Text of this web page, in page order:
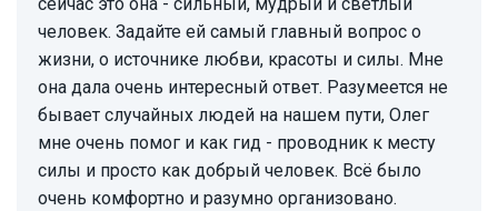
человек. Задайте ей самый главный вопрос о
жизни, о источнике любви, красоты и силы. Мне
она дала очень интересный ответ. Разумеется не
бывает случайных людей на нашем пути, Олег
мне очень помог и как гид - проводник к месту
силы и просто как добрый человек. Всё было
очень комфортно и разумно организовано.